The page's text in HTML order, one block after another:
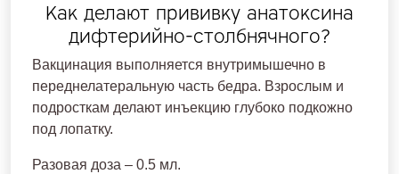
Как делают прививку анатоксина
дифтерийно-столбнячного?
Вакцинация выполняется внутримышечно в
переднелатеральную часть бедра. Взрослым и
подросткам делают инъекцию глубоко подкожно
под лопатку.
Разовая доза – 0.5 мл.